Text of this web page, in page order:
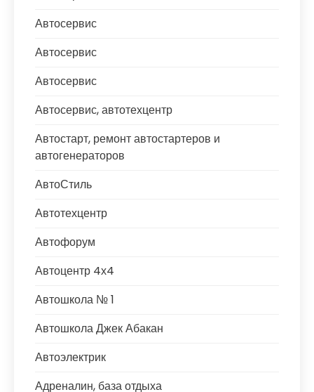
Автосервис
Автосервис
Автосервис
Автосервис, автотехцентр
Автостарт, ремонт автостартеров и
автогенераторов
АвтоСтиль
Автотехцентр
Автофорум
Автоцентр 4х4
Автошкола № 1
Автошкола Джек Абакан
Автоэлектрик
Адреналин, база отдыха